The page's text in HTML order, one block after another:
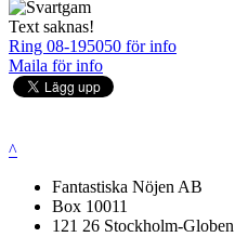
Text saknas!
Ring 08-195050 för info
Maila för info
^
Fantastiska Nöjen AB
Box 10011
121 26 Stockholm-Globen